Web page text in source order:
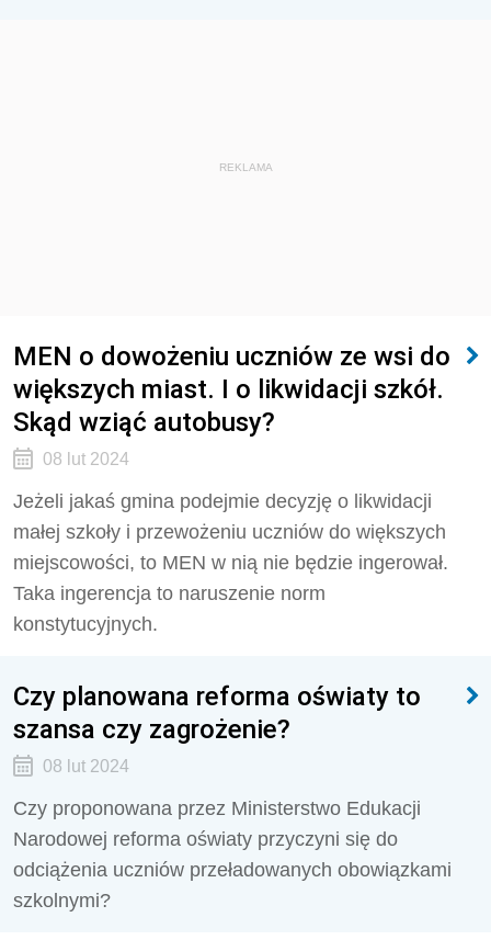
REKLAMA
MEN o dowożeniu uczniów ze wsi do
większych miast. I o likwidacji szkół.
Skąd wziąć autobusy?
08 lut 2024
Jeżeli jakaś gmina podejmie decyzję o likwidacji
małej szkoły i przewożeniu uczniów do większych
miejscowości, to MEN w nią nie będzie ingerował.
Taka ingerencja to naruszenie norm
konstytucyjnych.
Czy planowana reforma oświaty to
szansa czy zagrożenie?
08 lut 2024
Czy proponowana przez Ministerstwo Edukacji
Narodowej reforma oświaty przyczyni się do
odciążenia uczniów przeładowanych obowiązkami
szkolnymi?